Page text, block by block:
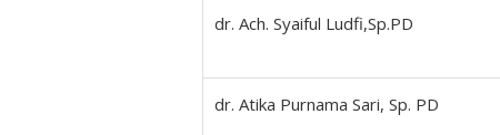
dr. Ach. Syaiful Ludfi,Sp.PD
dr. Atika Purnama Sari, Sp. PD